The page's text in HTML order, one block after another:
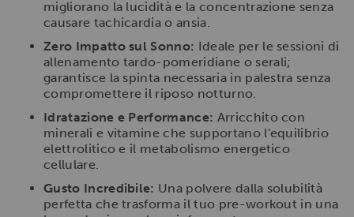
migliorano la lucidità e la concentrazione senza
causare tachicardia o ansia.
Zero Impatto sul Sonno: Ideale per le sessioni di
allenamento tardo-pomeridiane o serali;
garantisce la spinta necessaria in palestra senza
compromettere il riposo notturno.
Idratazione e Performance: Arricchito con
minerali e vitamine che supportano l'equilibrio
elettrolitico e il metabolismo energetico
cellulare.
Gusto Incredibile: Una polvere dalla solubilità
perfetta che trasforma il tuo pre-workout in una